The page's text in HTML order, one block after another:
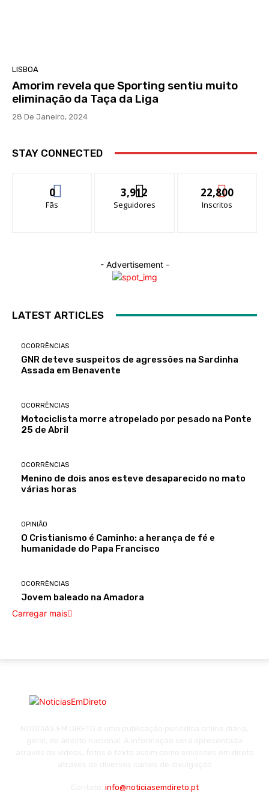
LISBOA
Amorim revela que Sporting sentiu muito
eliminação da Taça da Liga
28 De Janeiro, 2024
STAY CONNECTED
0
Fãs
3,912
Seguidores
22,800
Inscritos
- Advertisement -
LATEST ARTICLES
OCORRÊNCIAS
GNR deteve suspeitos de agressões na Sardinha
Assada em Benavente
OCORRÊNCIAS
Motociclista morre atropelado por pesado na Ponte
25 de Abril
OCORRÊNCIAS
Menino de dois anos esteve desaparecido no mato
várias horas
OPINIÃO
O Cristianismo é Caminho: a herança de fé e
humanidade do Papa Francisco
OCORRÊNCIAS
Jovem baleado na Amadora
Carregar mais
info@noticiasemdireto.pt